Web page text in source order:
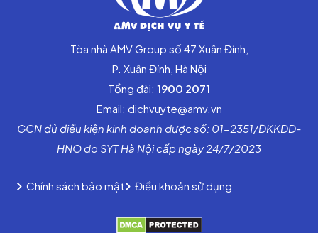
Tòa nhà AMV Group số 47 Xuân Đỉnh,
P. Xuân Đỉnh, Hà Nội
Tổng đài: 1900 2071
Email: dichvuyte@amv.vn
GCN đủ điều kiện kinh doanh dược số: 01-2351/ĐKKDD-
HNO do SYT Hà Nội cấp ngày 24/7/2023
Chính sách bảo mật Điều khoản sử dụng